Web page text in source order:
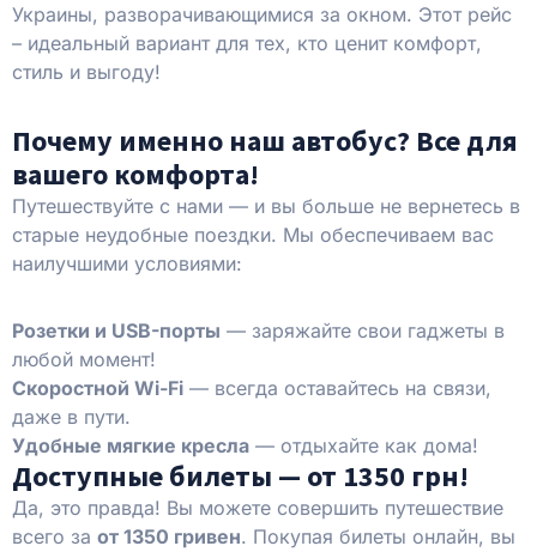
Украины, разворачивающимися за окном. Этот рейс
– идеальный вариант для тех, кто ценит комфорт,
стиль и выгоду!
Почему именно наш автобус? Все для
вашего комфорта!
Путешествуйте с нами — и вы больше не вернетесь в
старые неудобные поездки. Мы обеспечиваем вас
наилучшими условиями:
Розетки и USB-порты — заряжайте свои гаджеты в
любой момент!
Скоростной Wi-Fi — всегда оставайтесь на связи,
даже в пути.
Удобные мягкие кресла — отдыхайте как дома!
Доступные билеты — от 1350 грн!
Да, это правда! Вы можете совершить путешествие
всего за от 1350 гривен. Покупая билеты онлайн, вы